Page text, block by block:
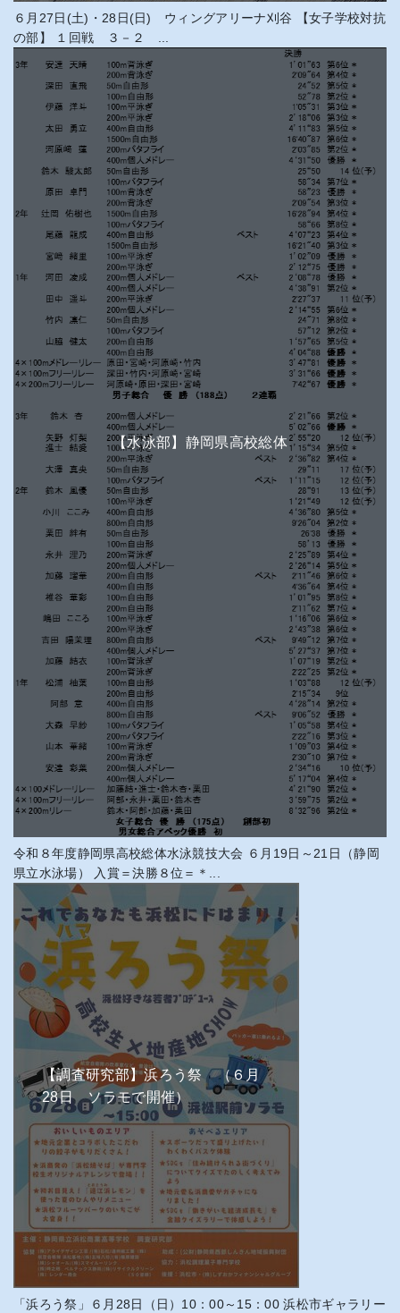
６月27日(土)・28日(日) ウィングアリーナ刈谷 【女子学校対抗
の部】 １回戦 ３－２ ...
【水泳部】静岡県高校総体
令和８年度静岡県高校総体水泳競技大会 ６月19日～21日（静岡
県立水泳場） 入賞＝決勝８位＝＊...
【調査研究部】浜ろう祭 （６月
28日 ソラモで開催）
「浜ろう祭」６月28日（日）10：00～15：00 浜松市ギャラリー